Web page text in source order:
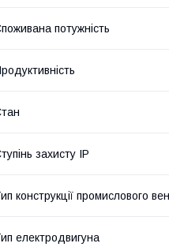
потужність
захисту IP
конструкції промислового
електродвигуна